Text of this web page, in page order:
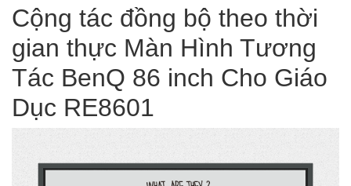
Cộng tác đồng bộ theo thời
gian thực Màn Hình Tương
Tác BenQ 86 inch Cho Giáo
Dục RE8601